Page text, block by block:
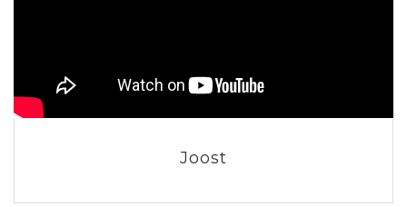
Joost